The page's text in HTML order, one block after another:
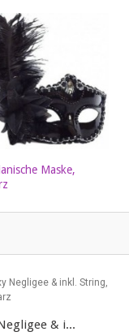
Maske,
& i...